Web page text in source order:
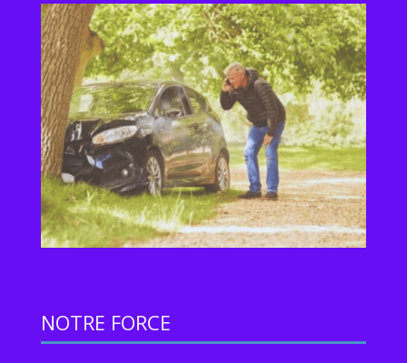
NOTRE FORCE